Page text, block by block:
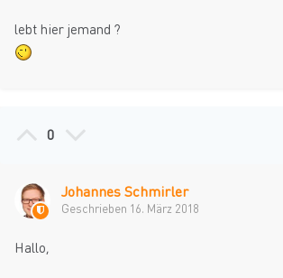
lebt hier jemand ?
0
Johannes Schmirler
Geschrieben 16. März 2018
Hallo,